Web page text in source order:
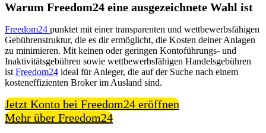
Warum Freedom24 eine ausgezeichnete Wahl ist
Freedom24 punktet mit einer transparenten und wettbewerbsfähigen
Gebührenstruktur, die es dir ermöglicht, die Kosten deiner Anlagen
zu minimieren. Mit keinen oder geringen Kontoführungs- und
Inaktivitätsgebühren sowie wettbewerbsfähigen Handelsgebühren
ist Freedom24 ideal für Anleger, die auf der Suche nach einem
kosteneffizienten Broker im Ausland sind.
Jetzt Konto bei Freedom24 eröffnen
Mehr über Freedom24